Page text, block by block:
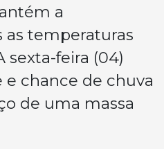
a
as temperaturas
sexta-feira (04)
chance de chuva
de uma massa